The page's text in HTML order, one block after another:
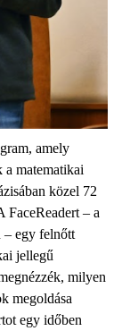
amely
a matematikai
közel 72
FaceReadert – a
– egy felnőtt
jellegű
milyen
megoldása
egy időben